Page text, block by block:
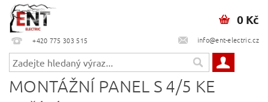
+420 775 303 515 info@ent-electric.cz
0 Kč
MONTÁŽNÍ PANEL S 4/5 KE